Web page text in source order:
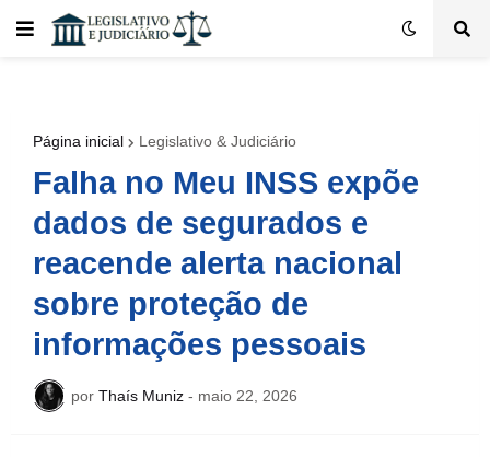
Página inicial Legislativo & Judiciário
Falha no Meu INSS expõe
dados de segurados e
reacende alerta nacional
sobre proteção de
informações pessoais
por Thaís Muniz - maio 22, 2026